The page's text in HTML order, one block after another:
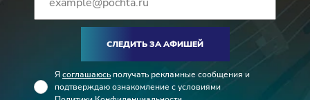
СЛЕДИТЬ ЗА АФИШЕЙ
Я соглашаюсь получать рекламные сообщения и
подтверждаю ознакомление с условиями